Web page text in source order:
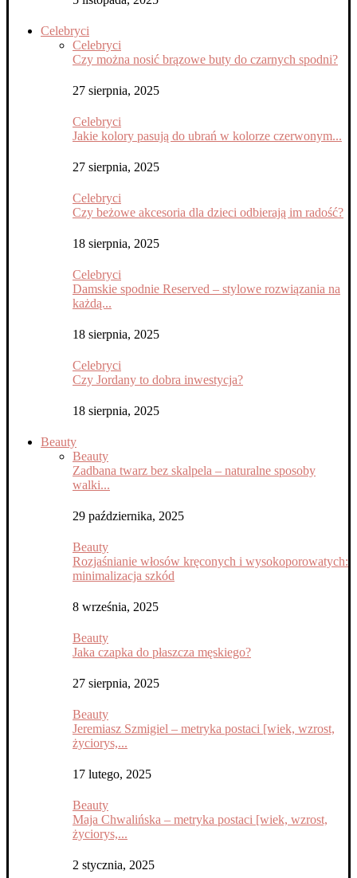
Celebryci
Celebryci
Czy można nosić brązowe buty do czarnych spodni?
27 sierpnia, 2025
Celebryci
Jakie kolory pasują do ubrań w kolorze czerwonym...
27 sierpnia, 2025
Celebryci
Czy beżowe akcesoria dla dzieci odbierają im radość?
18 sierpnia, 2025
Celebryci
Damskie spodnie Reserved – stylowe rozwiązania na
każdą...
18 sierpnia, 2025
Celebryci
Czy Jordany to dobra inwestycja?
18 sierpnia, 2025
Beauty
Beauty
Zadbana twarz bez skalpela – naturalne sposoby
walki...
29 października, 2025
Beauty
Rozjaśnianie włosów kręconych i wysokoporowatych:
minimalizacja szkód
8 września, 2025
Beauty
Jaka czapka do płaszcza męskiego?
27 sierpnia, 2025
Beauty
Jeremiasz Szmigiel – metryka postaci [wiek, wzrost,
życiorys,...
17 lutego, 2025
Beauty
Maja Chwalińska – metryka postaci [wiek, wzrost,
życiorys,...
2 stycznia, 2025